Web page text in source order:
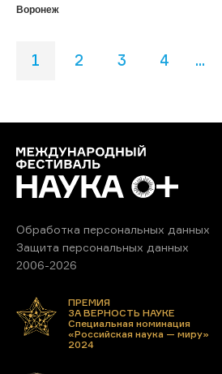
Воронеж
1 2 3 4 ...
Обработка персональных данных
Защита персональных данных
2006-2026
ПРЕМИЯ
ЗА ВЕРНОСТЬ НАУКЕ
Специальная номинация
«Российская наука — миру»
2024